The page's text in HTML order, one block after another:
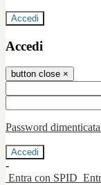
Accedi
Accedi
button close ×
Password
-
Entra con SPID